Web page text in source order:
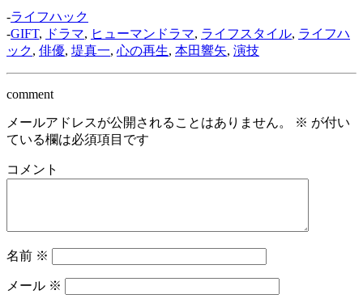
-ライフハック
-GIFT, ドラマ, ヒューマンドラマ, ライフスタイル, ライフハ
ック, 俳優, 堤真一, 心の再生, 本田響矢, 演技
comment
メールアドレスが公開されることはありません。 ※ が付い
ている欄は必須項目です
コメント
名前 ※
メール ※